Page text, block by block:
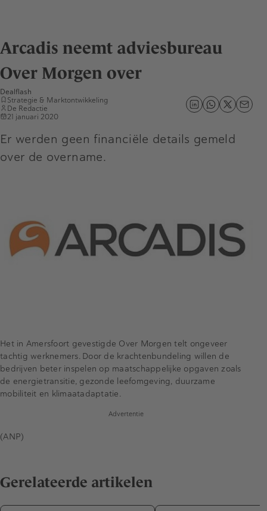
Arcadis neemt adviesbureau
Over Morgen over
Dealflash
Strategie & Marktontwikkeling
De Redactie
21 januari 2020
Er werden geen financiële details gemeld
over de overname.
Het in Amersfoort gevestigde Over Morgen telt ongeveer
tachtig werknemers. Door de krachtenbundeling willen de
bedrijven beter inspelen op maatschappelijke opgaven zoals
de energietransitie, gezonde leefomgeving, duurzame
mobiliteit en klimaatadaptatie.
Advertentie
(ANP)
Gerelateerde artikelen